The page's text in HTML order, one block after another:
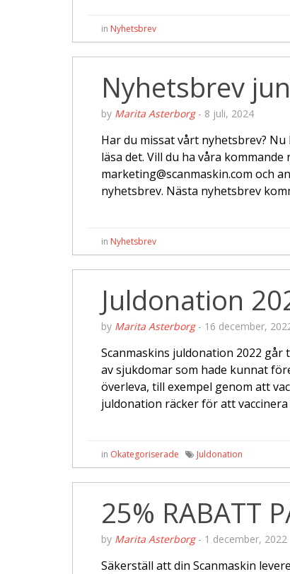
in Nyhetsbrev
Nyhetsbrev
by Marita Asterborg- 8 juli, 2024
Har du missat vårt nyhetsbrev?
läsa det. Vill du ha våra
marketing@scanmaskin.com och
nyhetsbrev. Nästa nyhetsbrev
in Nyhetsbrev
Juldonation
by Marita Asterborg- 16 december,
Scanmaskins juldonation 2022 går
av sjukdomar som hade kunnat
överleva, till exempel genom att
juldonation räcker för att
in Okategoriserade Juldonation
25% RABATT
by Marita Asterborg- 1 december, 2022
Säkerställ att din Scanmaskin